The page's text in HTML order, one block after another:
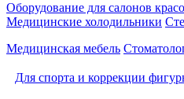
Оборудование для салонов
Медицинские холодильники
Медицинская мебель
Для спорта и коррекции